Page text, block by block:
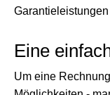
Eine
Um eine